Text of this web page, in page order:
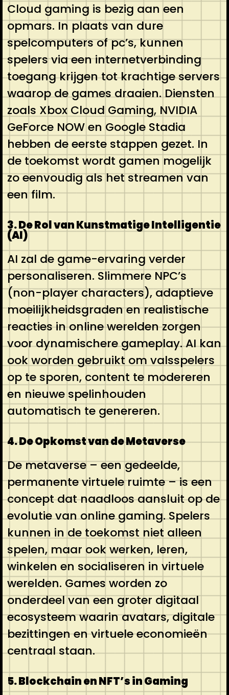
Cloud gaming is bezig aan een
opmars. In plaats van dure
spelcomputers of pc’s, kunnen
spelers via een internetverbinding
toegang krijgen tot krachtige servers
waarop de games draaien. Diensten
zoals Xbox Cloud Gaming, NVIDIA
GeForce NOW en Google Stadia
hebben de eerste stappen gezet. In
de toekomst wordt gamen mogelijk
zo eenvoudig als het streamen van
een film.
3. De Rol van Kunstmatige Intelligentie
(AI)
AI zal de game-ervaring verder
personaliseren. Slimmere NPC’s
(non-player characters), adaptieve
moeilijkheidsgraden en realistische
reacties in online werelden zorgen
voor dynamischere gameplay. AI kan
ook worden gebruikt om valsspelers
op te sporen, content te modereren
en nieuwe spelinhouden
automatisch te genereren.
4. De Opkomst van de Metaverse
De metaverse – een gedeelde,
permanente virtuele ruimte – is een
concept dat naadloos aansluit op de
evolutie van online gaming. Spelers
kunnen in de toekomst niet alleen
spelen, maar ook werken, leren,
winkelen en socialiseren in virtuele
werelden. Games worden zo
onderdeel van een groter digitaal
ecosysteem waarin avatars, digitale
bezittingen en virtuele economieën
centraal staan.
5. Blockchain en NFT’s in Gaming